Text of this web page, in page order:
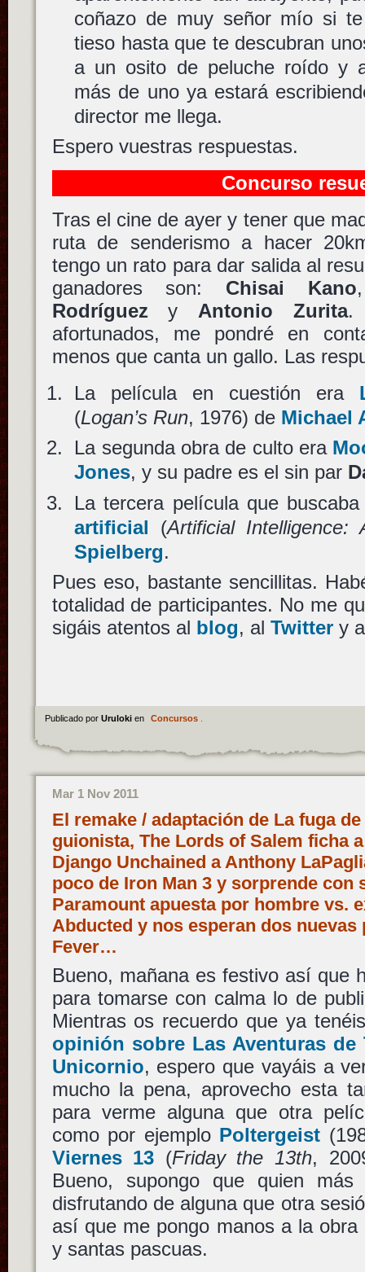
coñazo de muy señor mío si
tieso hasta que te descubran
a un osito de peluche roído y
más de uno ya estará
director me llega.
Espero vuestras respuestas.
Concurso
Tras el cine de ayer y tener que
ruta de senderismo a hacer
tengo un rato para dar salida al
ganadores son: Chisai Kano
RodríguezyAntonio Zurita.
afortunados, me pondré en
menos que canta un gallo. Las
La película en cuestión era
(Logan’s Run, 1976) de Michael
La segunda obra de culto era
Jones, y su padre es el sin par
La tercera película que
artificial (Artificial Intelligence:
Spielberg.
Pues eso, bastante sencillitas.
totalidad de participantes. No me
sigáis atentos al blog, al Twittery
Publicado por Uruloki en Concursos.
Mar 1 Nov 2011
El remake / adaptación de La fuga
guionista, The Lords of Salem ficha
Django Unchained a Anthony
poco de Iron Man 3 y sorprende con
Paramount apuesta por hombre vs.
Abducted y nos esperan dos nuevas
Fever…
Bueno, mañana es festivo así que
para tomarse con calma lo de
Mientras os recuerdo que ya
opinión sobre Las Aventuras
Unicornio, espero que vayáis a
mucho la pena, aprovecho esta
para verme alguna que otra
como por ejemplo Poltergeist
Viernes 13 (Friday the 13th,
Bueno, supongo que quien más
disfrutando de alguna que otra
así que me pongo manos a la
y santas pascuas.